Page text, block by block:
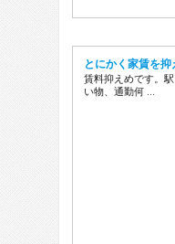
とにかく家賃を
賃料抑えめです。
い物、通勤何 …